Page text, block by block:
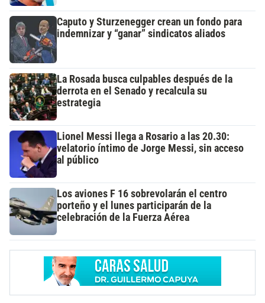
Caputo y Sturzenegger crean un fondo para
indemnizar y “ganar” sindicatos aliados
La Rosada busca culpables después de la
derrota en el Senado y recalcula su
estrategia
Lionel Messi llega a Rosario a las 20.30:
velatorio íntimo de Jorge Messi, sin acceso
al público
Los aviones F 16 sobrevolarán el centro
porteño y el lunes participarán de la
celebración de la Fuerza Aérea